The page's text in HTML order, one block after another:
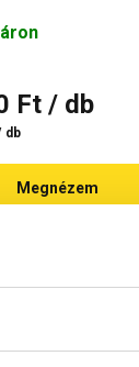
Ft / db
db
Megnézem